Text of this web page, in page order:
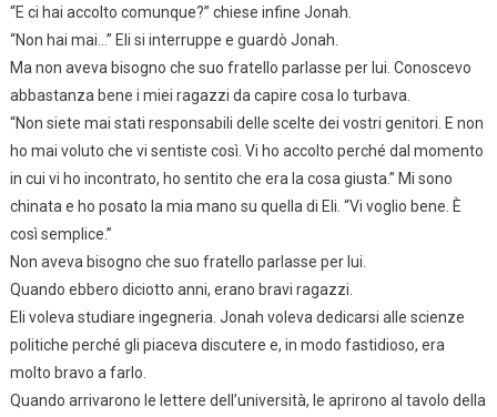
“E ci hai accolto comunque?” chiese infine Jonah.
“Non hai mai…” Eli si interruppe e guardò Jonah.
Ma non aveva bisogno che suo fratello parlasse per lui. Conoscevo
abbastanza bene i miei ragazzi da capire cosa lo turbava.
“Non siete mai stati responsabili delle scelte dei vostri genitori. E non
ho mai voluto che vi sentiste così. Vi ho accolto perché dal momento
in cui vi ho incontrato, ho sentito che era la cosa giusta.” Mi sono
chinata e ho posato la mia mano su quella di Eli. “Vi voglio bene. È
così semplice.”
Non aveva bisogno che suo fratello parlasse per lui.
Quando ebbero diciotto anni, erano bravi ragazzi.
Eli voleva studiare ingegneria. Jonah voleva dedicarsi alle scienze
politiche perché gli piaceva discutere e, in modo fastidioso, era
molto bravo a farlo.
Quando arrivarono le lettere dell’università, le aprirono al tavolo della